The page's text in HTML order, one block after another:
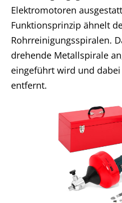
Elektromotoren
Funktionsprinzip ähnelt
Rohrreinigungsspiralen.
drehende Metallspirale
eingeführt wird und
entfernt.